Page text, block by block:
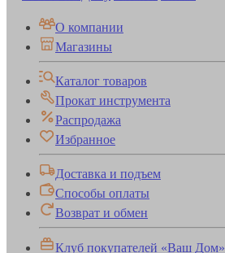
О компании
Магазины
Каталог товаров
Прокат инструмента
Распродажа
Избранное
Доставка и подъем
Способы оплаты
Возврат и обмен
Клуб покупателей «Ваш Дом»